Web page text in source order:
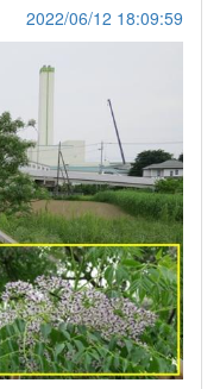
2022/06/12 18:09:59